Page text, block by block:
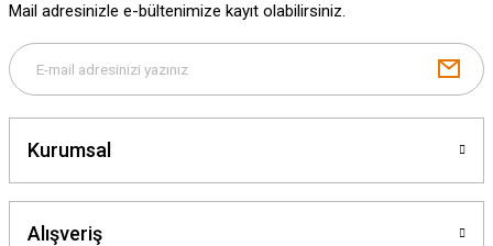
Gönder
Mail adresinizle e-bültenimize kayıt olabilirsiniz.
Kurumsal
Alışveriş